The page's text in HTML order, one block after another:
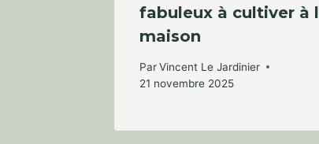
fabuleux à cultiver à
maison
ParVincent Le Jardinier
21 novembre 2025